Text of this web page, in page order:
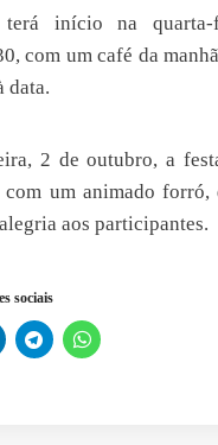
terá início na quarta-
com um café da
data.
2 de outubro, a
um animado forró,
aos participantes.
sociais